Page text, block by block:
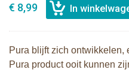
€ 8,99
Pura blijft zich ontwikkelen,
Pura product ooit kunnen